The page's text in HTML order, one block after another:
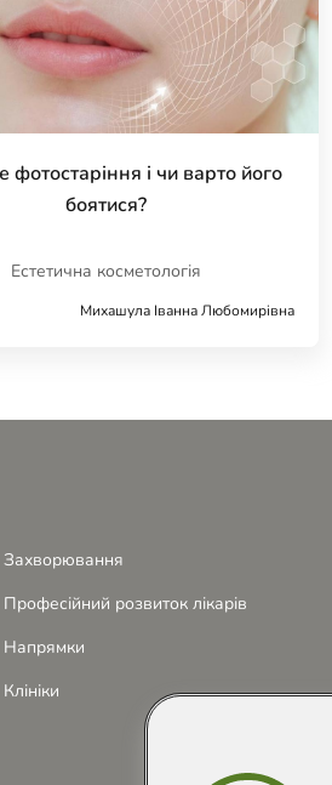
фотостаріння і чи варто його
боятися?
Естетична косметологія
Михашула Іванна Любомирівна
Захворювання
Професійний розвиток лікарів
Напрямки
Клініки